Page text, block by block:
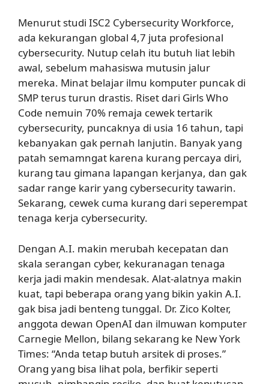
Menurut studi ISC2 Cybersecurity Workforce,
ada kekurangan global 4,7 juta profesional
cybersecurity. Nutup celah itu butuh liat lebih
awal, sebelum mahasiswa mutusin jalur
mereka. Minat belajar ilmu komputer puncak di
SMP terus turun drastis. Riset dari Girls Who
Code nemuin 70% remaja cewek tertarik
cybersecurity, puncaknya di usia 16 tahun, tapi
kebanyakan gak pernah lanjutin. Banyak yang
patah semamngat karena kurang percaya diri,
kurang tau gimana lapangan kerjanya, dan gak
sadar range karir yang cybersecurity tawarin.
Sekarang, cewek cuma kurang dari seperempat
tenaga kerja cybersecurity.
Dengan A.I. makin merubah kecepatan dan
skala serangan cyber, kekuranagan tenaga
kerja jadi makin mendesak. Alat-alatnya makin
kuat, tapi beberapa orang yang bikin yakin A.I.
gak bisa jadi benteng tunggal. Dr. Zico Kolter,
anggota dewan OpenAI dan ilmuwan komputer
Carnegie Mellon, bilang sekarang ke New York
Times: “Anda tetap butuh arsitek di proses.”
Orang yang bisa lihat pola, berfikir seperti